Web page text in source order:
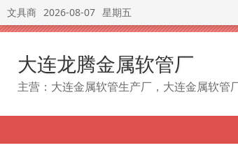
文具商 2026-08-07 星期五
大连龙腾金属软管厂
主营：大连金属软管生产厂，大连金属软管